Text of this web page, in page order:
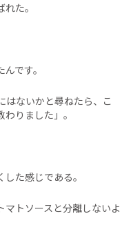
た。
です。
はないかと尋ねたら、こ
りました」。
た感じである。
トソースと分離しないよ